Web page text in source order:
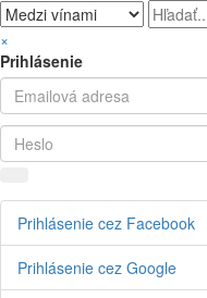
×
Prihlásenie
Prihlásenie cez Facebook
Prihlásenie cez Google